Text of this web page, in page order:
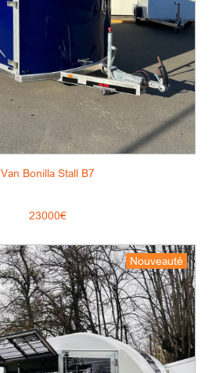
Van Bonilla Stall B7
23000€
Nouveauté